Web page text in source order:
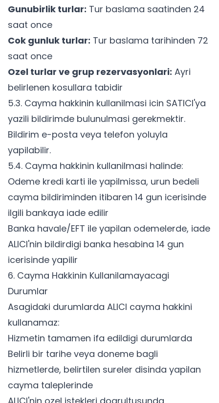
Gunubirlik turlar: Tur baslama saatinden 24
saat once
Cok gunluk turlar: Tur baslama tarihinden 72
saat once
Ozel turlar ve grup rezervasyonlari: Ayri
belirlenen kosullara tabidir
5.3. Cayma hakkinin kullanilmasi icin SATICI'ya
yazili bildirimde bulunulmasi gerekmektir.
Bildirim e-posta veya telefon yoluyla
yapilabilir.
5.4. Cayma hakkinin kullanilmasi halinde:
Odeme kredi karti ile yapilmissa, urun bedeli
cayma bildiriminden itibaren 14 gun icerisinde
ilgili bankaya iade edilir
Banka havale/EFT ile yapilan odemelerde, iade
ALICI'nin bildirdigi banka hesabina 14 gun
icerisinde yapilir
6. Cayma Hakkinin Kullanilamayacagi
Durumlar
Asagidaki durumlarda ALICI cayma hakkini
kullanamaz:
Hizmetin tamamen ifa edildigi durumlarda
Belirli bir tarihe veya doneme bagli
hizmetlerde, belirtilen sureler disinda yapilan
cayma taleplerinde